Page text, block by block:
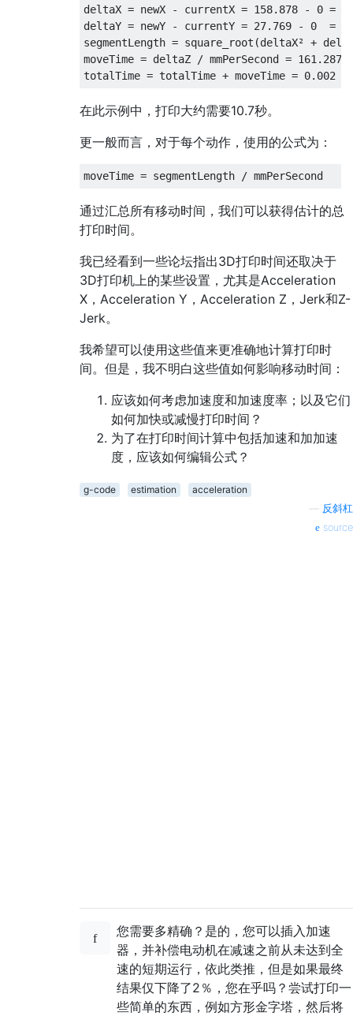
deltaX = newX - currentX = 158.878 - 0 =
deltaY = newY - currentY = 27.769 - 0  =
segmentLength = square_root(deltaX² +
moveTime = deltaZ / mmPerSecond =
在此示例中，打印大约需要10.7秒。
更一般而言，对于每个动作，使用的公式为：
通过汇总所有移动时间，我们可以获得估计的总
打印时间。
我已经看到一些论坛指出3D打印时间还取决于
3D打印机上的某些设置，尤其是Acceleration
X，Acceleration Y，Acceleration Z，Jerk和Z-
Jerk。
我希望可以使用这些值来更准确地计算打印时
间。但是，我不明白这些值如何影响移动时间：
应该如何考虑加速度和加速度率；以及它们
如何加快或减慢打印时间？
为了在打印时间计算中包括加速和加加速
度，应该如何编辑公式？
g-code estimation
acceleration
反斜杠
source
您需要多精确？是的，您可以插入加速
器，并补偿电动机在减速之前从未达到全
速的短期运行，依此类推，但是如果最终
结果仅下降了2％，您在乎吗？尝试打印一
些简单的东西，例如方形金字塔，然后将